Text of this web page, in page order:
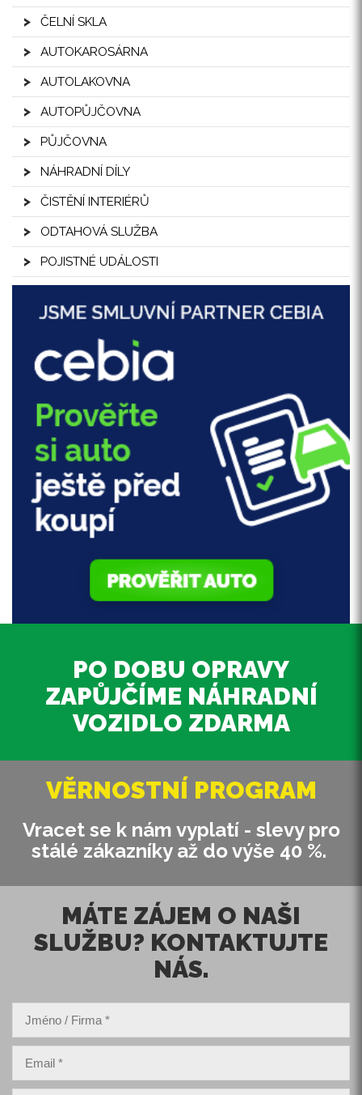
ČELNÍ SKLA
AUTOKAROSÁRNA
AUTOLAKOVNA
AUTOPŮJČOVNA
PŮJČOVNA
NÁHRADNÍ DÍLY
ČISTĚNÍ INTERIÉRŮ
ODTAHOVÁ SLUŽBA
POJISTNÉ UDÁLOSTI
PO DOBU OPRAVY
ZAPŮJČÍME NÁHRADNÍ
VOZIDLO ZDARMA
VĚRNOSTNÍ PROGRAM
Vracet se k nám vyplatí - slevy pro
stálé zákazníky až do výše 40 %.
MÁTE ZÁJEM O NAŠI
SLUŽBU? KONTAKTUJTE
NÁS.